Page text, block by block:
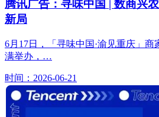
腾讯广告：寻味中国 | 数商兴
新局
6月17日，「寻味中国·渝见重庆」商
满举办，…
时间：2026-06-21